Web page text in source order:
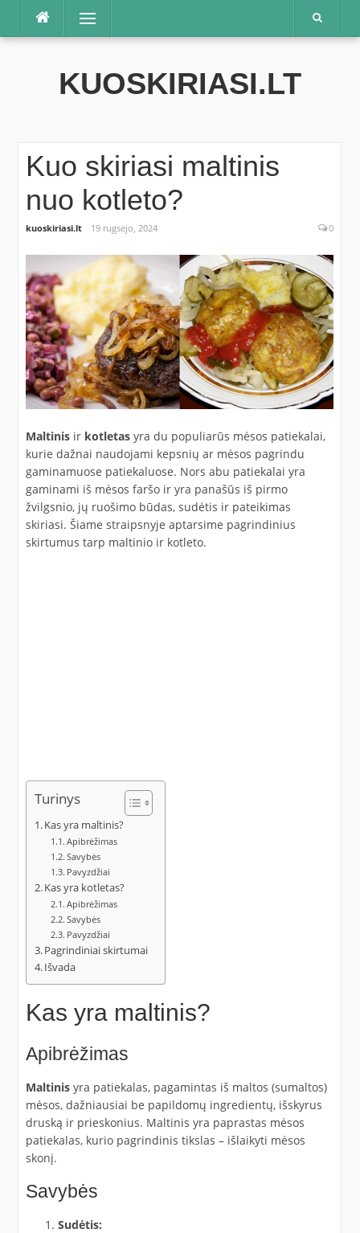
Praleisti
Meniu
KUOSKIRIASI.LT
Kuo skiriasi maltinis
nuo kotleto?
kuoskiriasi.lt 19 rugsėjo, 2024 0
Maltinisir kotletasyra du populiarūs mėsos patiekalai,
kurie dažnai naudojami kepsnių ar mėsos pagrindu
gaminamuose patiekaluose. Nors abu patiekalai yra
gaminami iš mėsos faršo ir yra panašūs iš pirmo
žvilgsnio, jų ruošimo būdas, sudėtis ir pateikimas
skiriasi. Šiame straipsnyje aptarsime pagrindinius
skirtumus tarp maltinio ir kotleto.
Turinys
Kas yra maltinis?
Apibrėžimas
Savybės
Pavyzdžiai
Kas yra kotletas?
Apibrėžimas
Savybės
Pavyzdžiai
Pagrindiniai skirtumai
Išvada
Kas yra maltinis?
Apibrėžimas
Maltinisyra patiekalas, pagamintas iš maltos (sumaltos)
mėsos, dažniausiai be papildomų ingredientų, išskyrus
druską ir prieskonius. Maltinis yra paprastas mėsos
patiekalas, kurio pagrindinis tikslas – išlaikyti mėsos
skonį.
Savybės
Sudėtis: